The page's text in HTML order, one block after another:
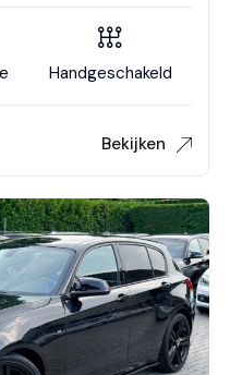
Handgeschakeld
Bekijken